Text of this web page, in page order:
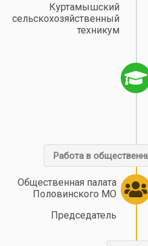
Куртамышский
сельскохозяйственный
техникум
Работа в
Общественная палата
Половинского МО
Председатель